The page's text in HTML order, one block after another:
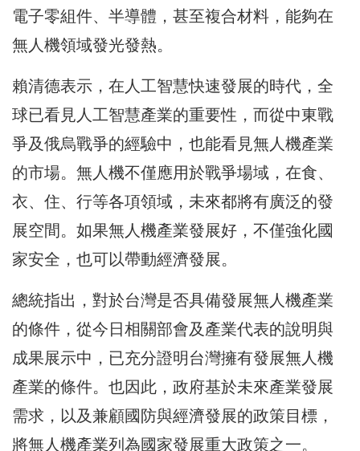
電子零組件、半導體，甚至複合材料，能夠在
無人機領域發光發熱。
賴清德表示，在人工智慧快速發展的時代，全
球已看見人工智慧產業的重要性，而從中東戰
爭及俄烏戰爭的經驗中，也能看見無人機產業
的市場。無人機不僅應用於戰爭場域，在食、
衣、住、行等各項領域，未來都將有廣泛的發
展空間。如果無人機產業發展好，不僅強化國
家安全，也可以帶動經濟發展。
總統指出，對於台灣是否具備發展無人機產業
的條件，從今日相關部會及產業代表的說明與
成果展示中，已充分證明台灣擁有發展無人機
產業的條件。也因此，政府基於未來產業發展
需求，以及兼顧國防與經濟發展的政策目標，
將無人機產業列為國家發展重大政策之一。